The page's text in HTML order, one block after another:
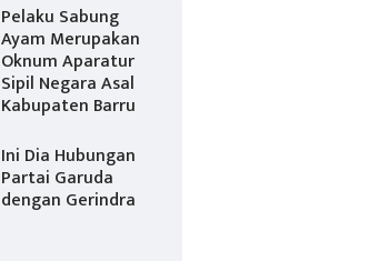
Pelaku Sabung
Ayam Merupakan
Oknum Aparatur
Sipil Negara Asal
Kabupaten Barru
Ini Dia Hubungan
Partai Garuda
dengan Gerindra